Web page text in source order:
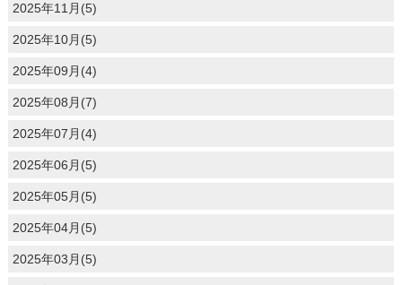
2025年11月(5)
2025年10月(5)
2025年09月(4)
2025年08月(7)
2025年07月(4)
2025年06月(5)
2025年05月(5)
2025年04月(5)
2025年03月(5)